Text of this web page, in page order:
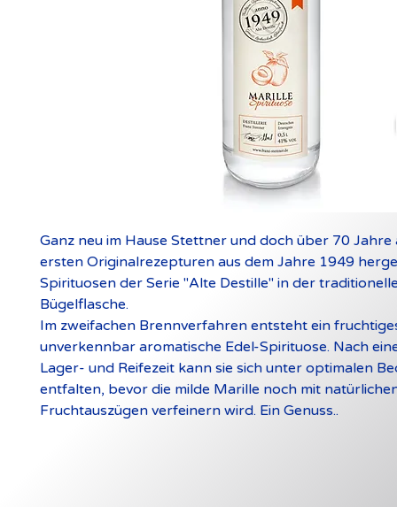
Ganz neu im Hause Stettner und doch über 70 Jahre
ersten Originalrezepturen aus dem Jahre 1949
Spirituosen der Serie "Alte Destille" in der
Bügelflasche.
Im zweifachen Brennverfahren entsteht ein
unverkennbar aromatische Edel-Spirituose. Nach
Lager- und Reifezeit kann sie sich unter optimalen
entfalten, bevor die milde Marille noch mit
Fruchtauszügen verfeinern wird. Ein Genuss..